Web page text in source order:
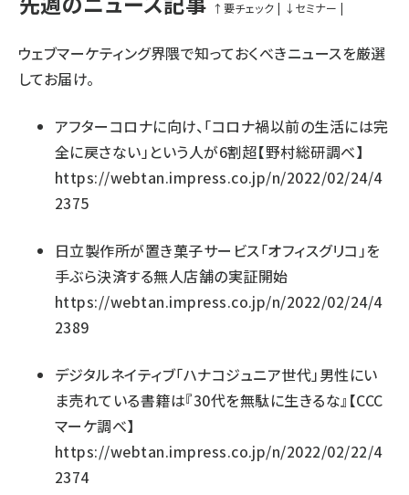
↑ 要チェック | ↓ セミナー |
ウェブマーケティング界隈で知っておくべきニュースを厳選
してお届け。
アフターコロナに向け、「コロナ禍以前の生活には完
全に戻さない」という人が6割超【野村総研調べ】
https://webtan.impress.co.jp/n/2022/02/24/4
2375
日立製作所が置き菓子サービス「オフィスグリコ」を
手ぶら決済する無人店舗の実証開始
https://webtan.impress.co.jp/n/2022/02/24/4
2389
デジタルネイティブ「ハナコジュニア世代」男性にい
ま売れている書籍は『30代を無駄に生きるな』【CCC
マーケ調べ】
https://webtan.impress.co.jp/n/2022/02/22/4
2374